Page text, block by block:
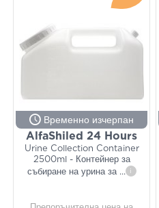
Временно изчерпан
AlfaShiled 24 Hours
Urine Collection Container
2500ml - Контейнер за
събиране на урина за ... i